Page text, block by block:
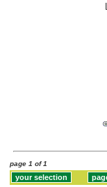
page 1 of 1